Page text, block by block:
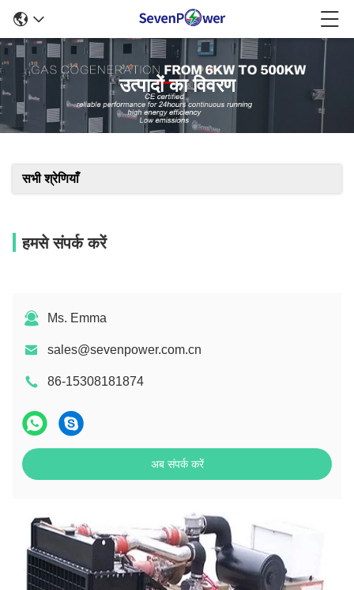
उत्पादों का विवरण
सभी श्रेणियाँ
हमसे संपर्क करें
Ms. Emma
sales@sevenpower.com.cn
86-15308181874
अब संपर्क करें